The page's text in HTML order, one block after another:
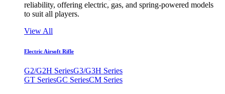
reliability, offering electric, gas, and spring-powered models
to suit all players.
View All
Electric Airsoft Rifle
G2/G2H SeriesG3/G3H Series
GT SeriesGC SeriesCM Series